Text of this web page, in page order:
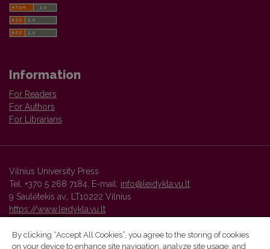
Information
For Readers
For Authors
For Librarians
Vilnius University Press
Tel. +370 5 268 7184, E-mail: info@leidykla.vu.lt
9 Saulėtekis av., LT10222 Vilnius
https://www.leidykla.vu.lt
By clicking “Accept All Cookies”, you agree to the storing of cookies
on your device to enhance site navigation, analyze site usage, and